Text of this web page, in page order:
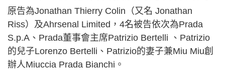
原告為Jonathan Thierry Colin（又名 Jonathan
Riss）及Ahrsenal Limited，4名被告依次為Prada
S.p.A、Prada董事會主席Patrizio Bertelli 、Patrizio
的兒子Lorenzo Bertelli、Patrizio的妻子兼Miu Miu創
辦人Miuccia Prada Bianchi。